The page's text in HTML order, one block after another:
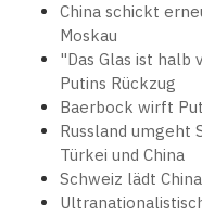
China schickt
Moskau
"Das Glas ist halb
Putins Rückzug
Baerbock wirft
Russland umgeht
Türkei und China
Schweiz lädt